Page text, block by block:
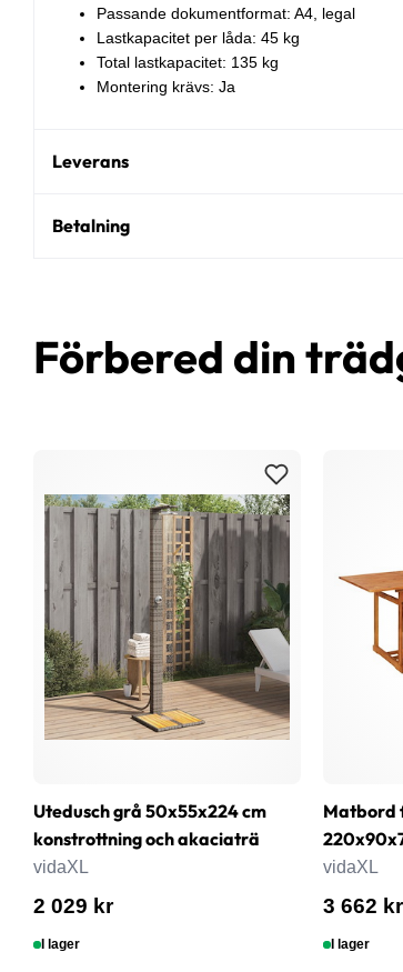
Passande dokumentformat: A4, legal
Lastkapacitet per låda: 45 kg
Total lastkapacitet: 135 kg
Montering krävs: Ja
Leverans
Betalning
Förbered din
Utedusch grå 50x55x224 cm
konstrottning och akaciaträ
vidaXL
2 029 kr
I lager
Matbord
vidaXL
3 662 kr
I lager